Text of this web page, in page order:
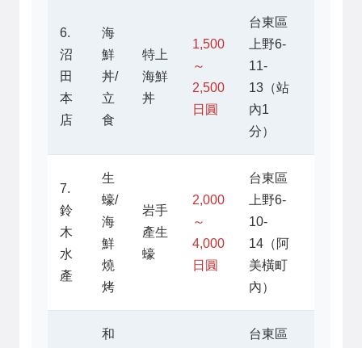
6.
沼
田
本
店
海
鮮
丼/
立
食
特上
海鮮
丼
1,500
～
2,500
日圓
台東區
上野6-
11-
13（站
內1
分）
7.
鈴
木
水
產
生
蠔/
海
鮮
燒
烤
岩手
產生
蠔
2,000
～
4,000
日圓
台東區
上野6-
10-
14（阿
美橫町
內）
和
台東區